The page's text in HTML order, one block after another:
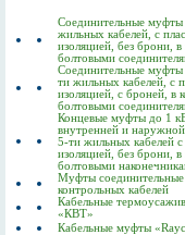
Соединительные
жильных кабелей, с
изоляцией, без брони, в
болтовыми
Соединительные
ти жильных кабелей, с
изоляцией, с броней, в
болтовыми
Концевые муфты до 1
внутренней и наружной
5-ти жильных кабелей с
изоляцией, без брони, в
болтовыми
Муфты соединительные
контрольных кабелей
Кабельные
«КВТ»
Кабельные муфты